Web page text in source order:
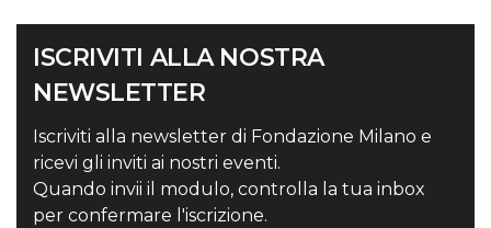
ISCRIVITI ALLA NOSTRA
NEWSLETTER
Iscriviti alla newsletter di Fondazione Milano e
ricevi gli inviti ai nostri eventi.
Quando invii il modulo, controlla la tua inbox
per confermare l'iscrizione.